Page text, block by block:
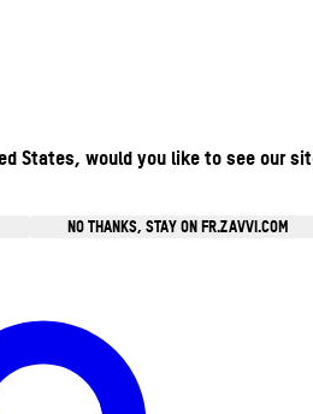
States, would you like to see our
NO THANKS, STAY ON FR.ZAVVI.COM